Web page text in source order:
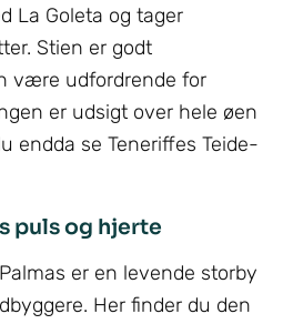
La Goleta og tager
Stien er godt
være udfordrende for
er udsigt over hele øen
endda se Teneriffes Teide-
puls og hjerte
er en levende storby
Her finder du den